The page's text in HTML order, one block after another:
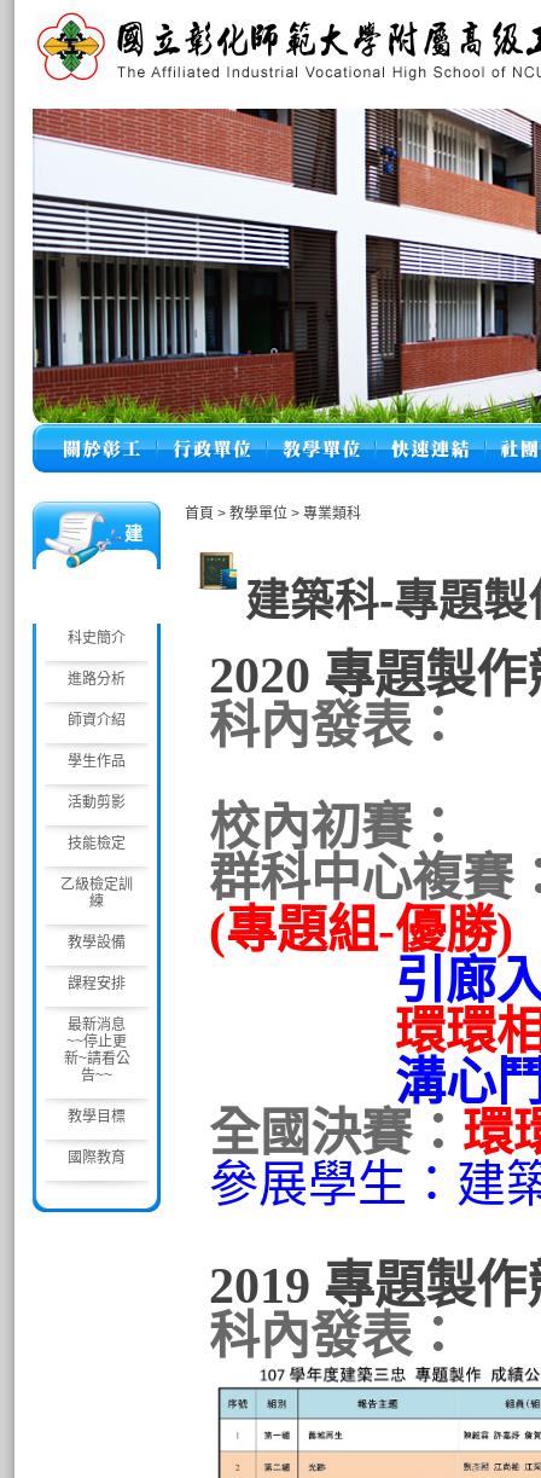
建
科史簡介
進路分析
師資介紹
學生作品
活動剪影
技能檢定
乙級檢定訓
練
教學設備
課程安排
最新消息
~~停止更
新~請看公
告~~
教學目標
國際教育
首頁 > 教學單位 > 專業類科
建築科-專題製
2020 專題製
科內發表：
校內初賽：
群科中心複賽
(專題組-優勝)
引廊
環環相扣(
溝心
全國決賽： 環
參展學生：建
2019 專題製
科內發表：